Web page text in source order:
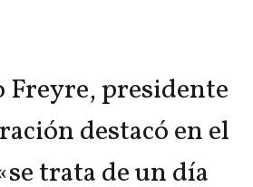
Freyre, presidente
destacó en el
trata de un día